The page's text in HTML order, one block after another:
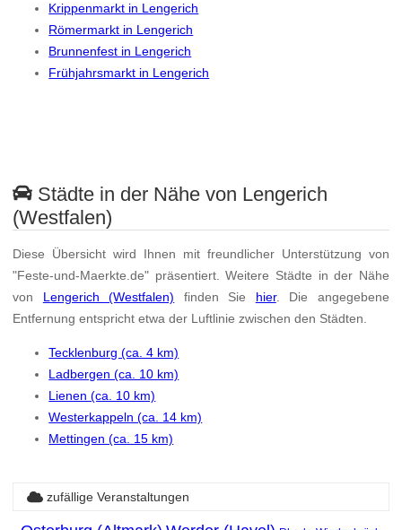
Krippenmarkt in Lengerich
Römermarkt in Lengerich
Brunnenfest in Lengerich
Frühjahrsmarkt in Lengerich
Städte in der Nähe von Lengerich
(Westfalen)
Diese Übersicht wird Ihnen mit freundlicher Unterstützung von
"Feste-und-Maerkte.de" präsentiert. Weitere Städte in der Nähe
von Lengerich (Westfalen) finden Sie hier. Die angegebene
Entfernung entspricht etwa der Luftlinie zwischen den Städten.
Tecklenburg (ca. 4 km)
Ladbergen (ca. 10 km)
Lienen (ca. 10 km)
Westerkappeln (ca. 14 km)
Mettingen (ca. 15 km)
zufällige Veranstaltungen